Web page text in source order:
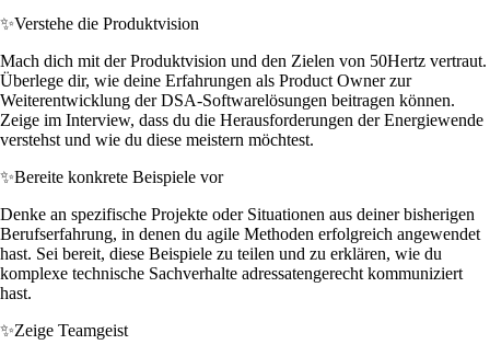
✨Verstehe die Produktvision
Mach dich mit der Produktvision und den Zielen von 50Hertz vertraut.
Überlege dir, wie deine Erfahrungen als Product Owner zur
Weiterentwicklung der DSA-Softwarelösungen beitragen können.
Zeige im Interview, dass du die Herausforderungen der Energiewende
verstehst und wie du diese meistern möchtest.
✨Bereite konkrete Beispiele vor
Denke an spezifische Projekte oder Situationen aus deiner bisherigen
Berufserfahrung, in denen du agile Methoden erfolgreich angewendet
hast. Sei bereit, diese Beispiele zu teilen und zu erklären, wie du
komplexe technische Sachverhalte adressatengerecht kommuniziert
hast.
✨Zeige Teamgeist